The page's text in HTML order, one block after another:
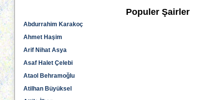
Populer Şairler
Abdurrahim Karakoç
Ahmet Haşim
Arif Nihat Asya
Asaf Halet Çelebi
Ataol Behramoğlu
Atilhan Büyüksel